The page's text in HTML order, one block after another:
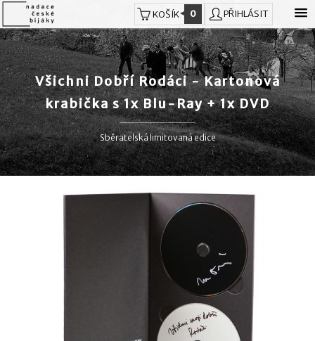
PŘIHLÁSIT
KOŠÍK 0
Všichni Dobří Rodáci - Kartonová
krabička s 1x Blu-Ray + 1x DVD
Sběratelská limitovaná edice